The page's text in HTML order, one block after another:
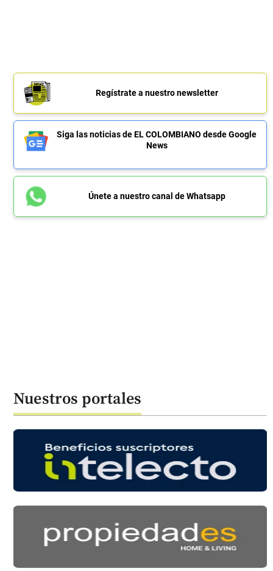
Regístrate a nuestro newsletter
Siga las noticias de EL COLOMBIANO desde Google
News
Únete a nuestro canal de Whatsapp
Nuestros portales